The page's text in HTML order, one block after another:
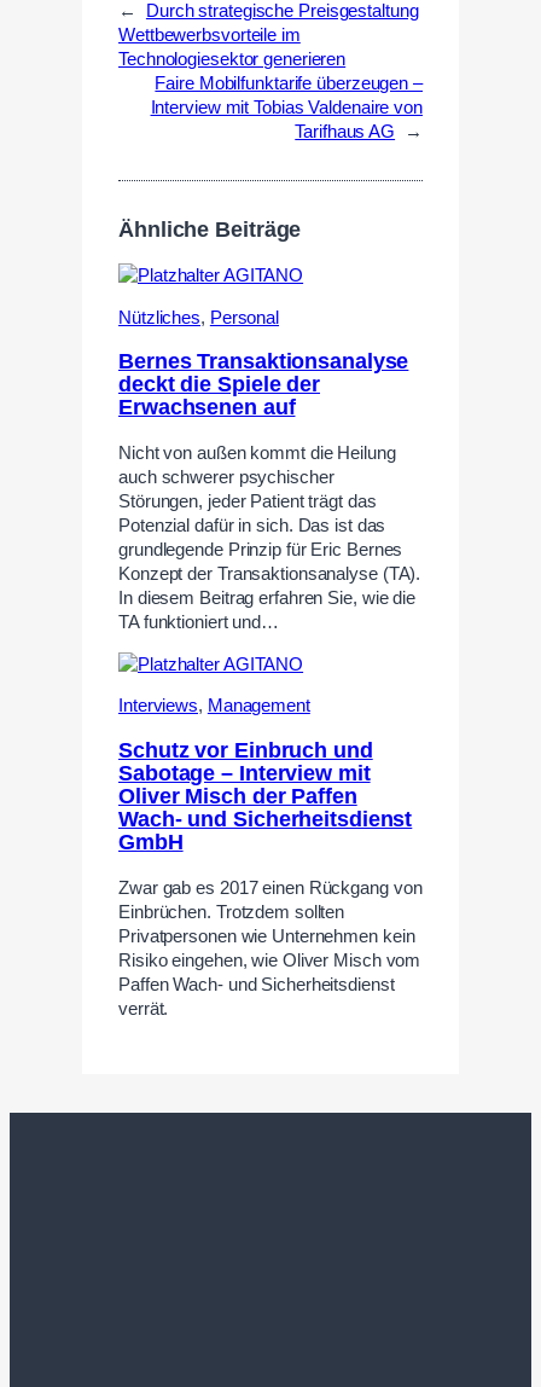
←
Durch strategische Preisgestaltung
Wettbewerbsvorteile im
Technologiesektor generieren
Faire Mobilfunktarife überzeugen –
Interview mit Tobias Valdenaire von
Tarifhaus AG
→
Ähnliche Beiträge
Nützliches, Personal
Bernes Transaktionsanalyse
deckt die Spiele der
Erwachsenen auf
Nicht von außen kommt die Heilung
auch schwerer psychischer
Störungen, jeder Patient trägt das
Potenzial dafür in sich. Das ist das
grundlegende Prinzip für Eric Bernes
Konzept der Transaktionsanalyse (TA).
In diesem Beitrag erfahren Sie, wie die
TA funktioniert und…
Interviews, Management
Schutz vor Einbruch und
Sabotage – Interview mit
Oliver Misch der Paffen
Wach- und Sicherheitsdienst
GmbH
Zwar gab es 2017 einen Rückgang von
Einbrüchen. Trotzdem sollten
Privatpersonen wie Unternehmen kein
Risiko eingehen, wie Oliver Misch vom
Paffen Wach- und Sicherheitsdienst
verrät.